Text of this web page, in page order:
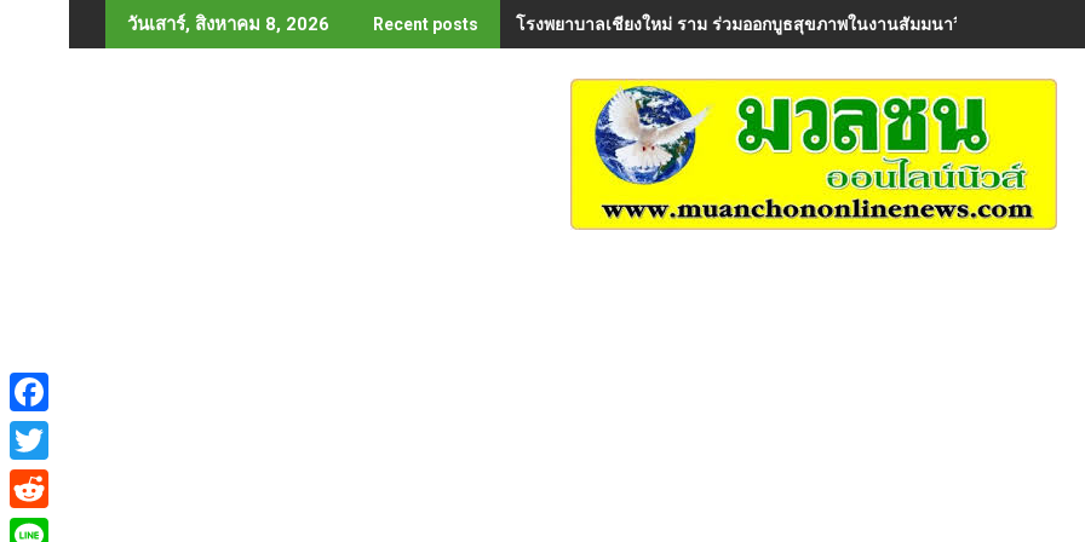
to
วันเสาร์, สิงหาคม 8, 2026 Recent posts โรงพยาบาลเชียงใหม่ ราม ร่วมออกบูธสุขภาพในงานสัมมนาวิชาการ AIA
F
a
c
T
w
R